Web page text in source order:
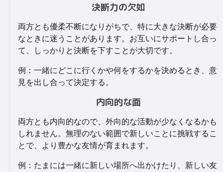
決断力の欠如
両方とも優柔不断になりがちで、特に大きな決断が必要
なときに迷うことがあります。お互いにサポートし合っ
て、しっかりと決断を下すことが大切です。
例：一緒にどこに行くかや何をするかを決めるとき、意
見を出し合って決定する。
内向的な面
両方とも内向的なので、外向的な活動が少なくなるかも
しれません。無理のない範囲で新しいことに挑戦するこ
とで、より豊かな友情が育まれます。
例：たまには一緒に新しい場所へ出かけたり、新しい友